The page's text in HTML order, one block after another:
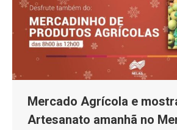
Mercado Agrícola e
Artesanato amanhã no